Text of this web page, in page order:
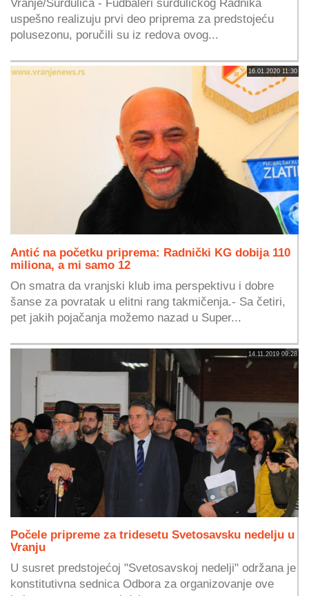
Vranje/Surdulica - Fudbaleri surduličkog Radnika
uspešno realizuju prvi deo priprema za predstojeću
polusezonu, poručili su iz redova ovog...
16.01.2020 11:30
Antić na početku priprema: Radnički KG dobija 110
miliona, a mi samo 12
On smatra da vranjski klub ima perspektivu i dobre
šanse za povratak u elitni rang takmičenja.- Sa četiri,
pet jakih pojačanja možemo nazad u Super...
14.11.2019 09:28
Počele pripreme za tridesetu Svetosavsku nedelju u
Vranju
U susret predstojećoj "Svetosavskoj nedelji" održana je
konstitutivna sednica Odbora za organizovanje ove